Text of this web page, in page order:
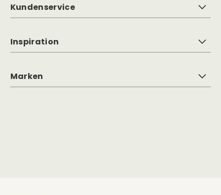
Kundenservice
Inspiration
Marken